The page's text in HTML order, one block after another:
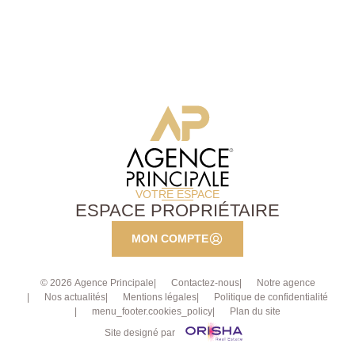
prévoir, il ne vous restera plus qu'à poser vos
meubles ! Pour de plus amples informations contactez
l'Agence afin d'organiser une visite, AP : 01 34 34 39
VOTRE ESPACE
ESPACE PROPRIÉTAIRE
MON COMPTE
© 2026 Agence Principale Contactez-nous
Notre agence
Nos actualités
Mentions légales
Politique de confidentialité
menu_footer.cookies_policy
Plan du site
Site designé par